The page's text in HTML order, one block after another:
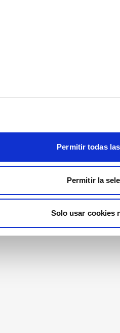
Permitir todas
Permitir la
Solo usar cookies